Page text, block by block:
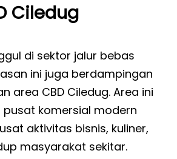
Ciledug
di sektor jalur bebas
ini juga berdampingan
area CBD Ciledug. Area ini
pusat komersial modern
aktivitas bisnis, kuliner,
masyarakat sekitar.